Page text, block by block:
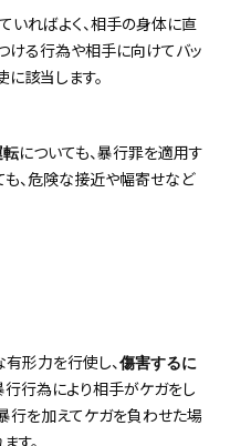
ればよく、相手の身体に直
ける行為や相手に向けてバッ
該当します。
転についても、暴行罪を適用す
も、危険な接近や幅寄せなど
形力を行使し、 傷害するに
行行為により相手がケガをし
行を加えてケガを負わせた場
す。